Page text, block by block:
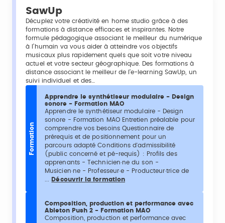
SawUp
Décuplez votre créativité en home studio grâce à des
formations à distance efficaces et inspirantes. Notre
formule pédagogique associant le meilleur du numérique
à l’humain va vous aider à atteindre vos objectifs
musicaux plus rapidement quels que soit votre niveau
actuel et votre secteur géographique. Des formations à
distance associant le meilleur de l’e-learning SawUp, un
suivi individuel et des…
Formation
Apprendre le synthétiseur modulaire - Design
sonore - Formation MAO
Apprendre le synthétiseur modulaire - Design
sonore - Formation MAO Entretien préalable pour
comprendre vos besoins Questionnaire de
prérequis et de positionnement pour un
parcours adapté Conditions d'admissibilité
(public concerné et pé-requis) : Profils des
apprenants - Technicien·ne du son -
Musicien·ne - Professeur·e - Producteur·trice de
Découvrir la formation
Composition, production et performance avec
Ableton Push 2 - Formation MAO
Composition, production et performance avec